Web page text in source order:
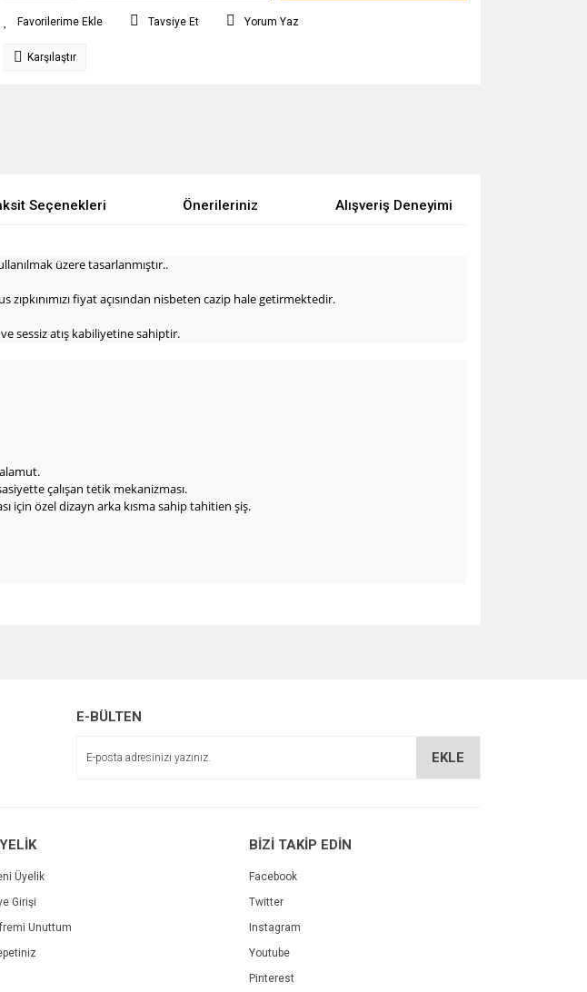
Tavsiye Et Yorum Yaz
Karşılaştır
Seçenekleri Önerileriniz Alışveriş Deneyimi
üzere tasarlanmıştır..
fiyat açısından nisbeten cazip hale getirmektedir.
sessiz atış kabiliyetine sahiptir.
çalışan tetik mekanizması.
için özel dizayn arka kısma sahip tahitien şiş.
E-BÜLTEN
EKLE
Üyelik
Girişi
Unuttum
BİZİ TAKİP EDİN
Facebook
Twitter
Instagram
Youtube
Pinterest